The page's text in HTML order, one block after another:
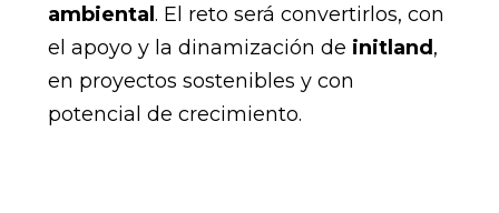
ambiental . El reto será convertirlos, con
el apoyo y la dinamización de initland ,
en proyectos sostenibles y con
potencial de crecimiento.